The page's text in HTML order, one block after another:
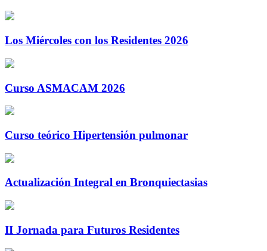
Los Miércoles con los Residentes 2026
Curso ASMACAM 2026
Curso teórico Hipertensión pulmonar
Actualización Integral en Bronquiectasias
II Jornada para Futuros Residentes